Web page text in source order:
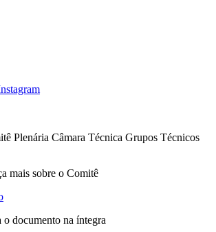
Plenária Câmara Técnica Grupos Técnicos
mais sobre o Comitê
o documento na íntegra